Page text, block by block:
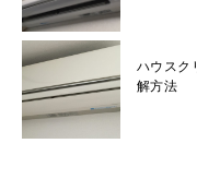
ハウスク
解方法